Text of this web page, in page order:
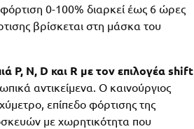
0-100% διαρκεί έως 6 ώρες
βρίσκεται στη μάσκα του
P, N, D και R με τον επιλογέα shift
αντικείμενα. Ο καινούργιος
επίπεδο φόρτισης της
με χωρητικότητα που